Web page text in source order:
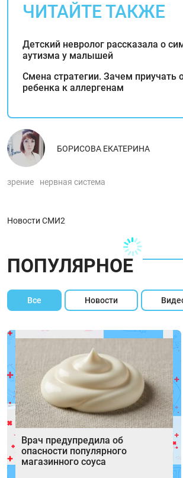
ЧИТАЙТЕ ТАКЖЕ
Детский невролог рассказала о
аутизма у малышей
Смена стратегии. Зачем приучать
ребенка к аллергенам
БОРИСОВА ЕКАТЕРИНА
зрение нервная система
Новости СМИ2
ПОПУЛЯРНОЕ
Все Новости
Врач предупредила об
опасности популярного
магазинного соуса